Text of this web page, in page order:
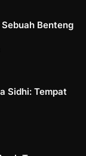
Benteng
Sidhi: Tempat